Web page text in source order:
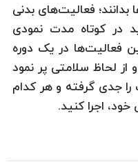
فعالیت‌های بدنی
در کوتاه مدت نمودی
فعالیت‌ها در یک دوره
لحاظ سلامتی پر نمود
را جدی گرفته و هر کدام
اجرا کنید.